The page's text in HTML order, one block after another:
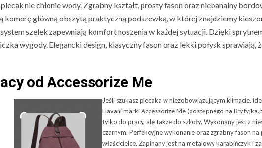
nie chłonie wody. Zgrabny kształt, prosty fason oraz niebanalny
główną obszytą praktyczną podszewką, w której znajdziemy
szelek zapewniają komfort noszenia w każdej sytuacji. Dzięki
wygody. Elegancki design, klasyczny fason oraz lekki połysk sprawiają,
od Accessorize Me
Jeśli szukasz plecaka w niezobowiązującym klimacie,
Havani marki Accessorize Me (dostępnego na
tylko do pracy, ale także do szkoły. Wykonany jest z
czarnym. Perfekcyjne wykonanie oraz zgrabny fason
właścicielce. Zapinany jest na metalowy karabińczyk i